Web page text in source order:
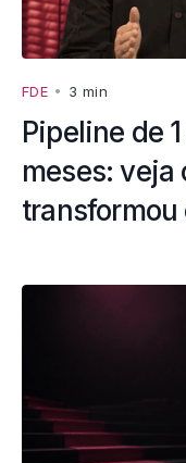
FDE • 3 min
Pipeline de
meses: veja
transformou